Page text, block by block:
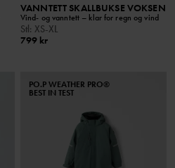
VANNTETT SKALLBUKSE VOKSEN
Vind- og vanntett – klar for regn og vind
Stl: XS-XL
799 kr
PO.P WEATHER PRO®
BEST IN TEST